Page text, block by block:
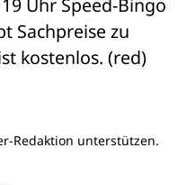
Uhr Speed-Bingo
Sachpreise zu
kostenlos. (red)
Redaktion unterstützen.